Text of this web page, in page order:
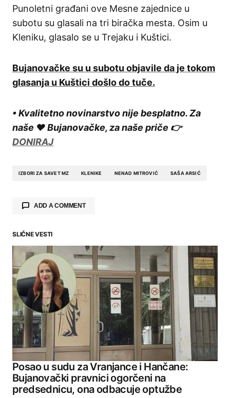
Punoletni građani ove Mesne zajednice u
subotu su glasali na tri biračka mesta. Osim u
Kleniku, glasalo se u Trejaku i Kuštici.
Bujanovačke su u subotu objavile da je tokom
glasanja u Kuštici došlo do tuče.
• Kvalitetno novinarstvo nije besplatno. Za
naše ❤️ Bujanovačke, za naše priče 👉
DONIRAJ
IZBORI ZA SAVET MZ KLENIKE NENAD MITROVIĆ SAŠA ARSIĆ
ADD A COMMENT
Your email address will not be published.
Required fields are marked
Comment*
Your Name
Your E-mail
SLIČNE VESTI
Posao u sudu za Vranjance i Hančane:
Bujanovački pravnici ogorčeni na
predsednicu, ona odbacuje optužbe